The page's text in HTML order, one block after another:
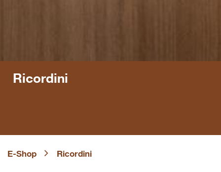
E-Shop Ricordini
Ricordini